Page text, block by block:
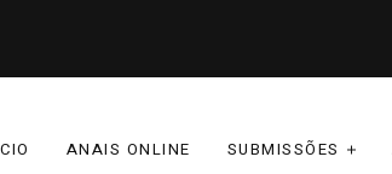
ANAIS ONLINE SUBMISSÕES